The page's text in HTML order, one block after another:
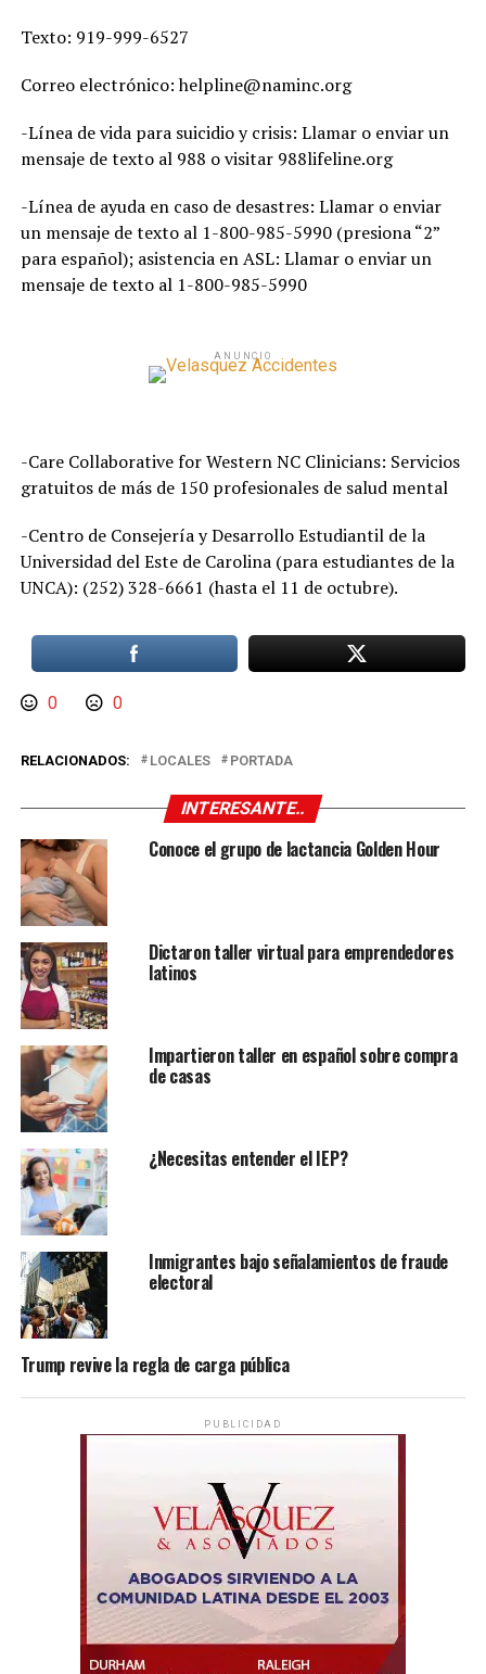
Texto: 919-999-6527
Correo electrónico: helpline@naminc.org
-Línea de vida para suicidio y crisis: Llamar o enviar un
mensaje de texto al 988 o visitar 988lifeline.org
-Línea de ayuda en caso de desastres: Llamar o enviar
un mensaje de texto al 1-800-985-5990 (presiona “2”
para español); asistencia en ASL: Llamar o enviar un
mensaje de texto al 1-800-985-5990
ANUNCIO
-Care Collaborative for Western NC Clinicians: Servicios
gratuitos de más de 150 profesionales de salud mental
-Centro de Consejería y Desarrollo Estudiantil de la
Universidad del Este de Carolina (para estudiantes de la
UNCA): (252) 328-6661 (hasta el 11 de octubre).
0 0
RELACIONADOS: LOCALES PORTADA
INTERESANTE..
Conoce el grupo de lactancia Golden Hour
Dictaron taller virtual para emprendedores
latinos
Impartieron taller en español sobre compra
de casas
¿Necesitas entender el IEP?
Inmigrantes bajo señalamientos de fraude
electoral
Trump revive la regla de carga pública
PUBLICIDAD